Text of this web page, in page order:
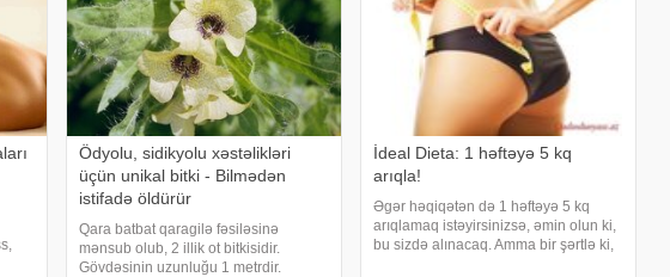
Ödyolu, sidikyolu xəstəlikləri
üçün unikal bitki - Bilmədən
istifadə öldürür
Qara batbat qaragilə fəsiləsinə
mənsub olub, 2 illik ot bitkisidir.
Gövdəsinin uzunluğu 1 metrdir.
İdeal Dieta: 1 həftəyə 5 kq
arıqla!
Əgər həqiqətən də 1 həftəyə 5 kq
arıqlamaq istəyirsinizsə, əmin olun ki,
bu sizdə alınacaq. Amma bir şərtlə ki,